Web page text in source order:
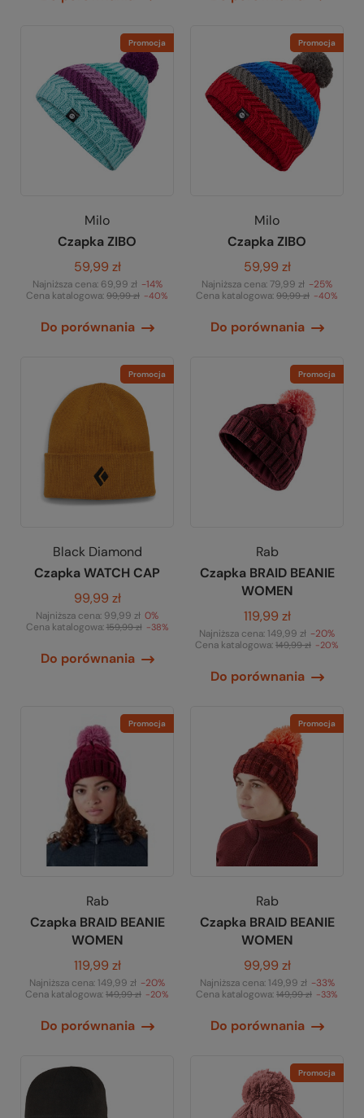
Promocja
Milo
Czapka ZIBO
59,99 zł
Najniższa cena: 69,99 zł -14%
Cena katalogowa: 99,99 zł -40%
Do porównania
Promocja
Milo
Czapka ZIBO
59,99 zł
Najniższa cena: 79,99 zł -25%
Cena katalogowa: 99,99 zł -40%
Do porównania
Promocja
Black Diamond
Czapka WATCH CAP
99,99 zł
Najniższa cena: 99,99 zł 0%
Cena katalogowa:159,99 zł -38%
Do porównania
Promocja
Rab
Czapka BRAID BEANIE
WOMEN
119,99 zł
Najniższa cena:149,99 zł -20%
Cena katalogowa: 149,99 zł -20%
Do porównania
Promocja
Rab
Czapka BRAID BEANIE
WOMEN
119,99 zł
Najniższa cena:149,99 zł -20%
Cena katalogowa: 149,99 zł -20%
Do porównania
Promocja
Rab
Czapka BRAID BEANIE
WOMEN
99,99 zł
Najniższa cena:149,99 zł -33%
Cena katalogowa: 149,99 zł -33%
Do porównania
Promocja